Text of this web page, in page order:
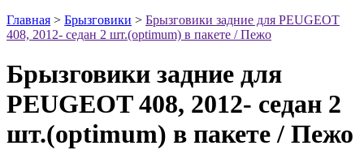
Главная > Брызговики > Брызговики задние для PEUGEOT
408, 2012- седан 2 шт.(optimum) в пакете / Пежо
Брызговики задние для
PEUGEOT 408, 2012- седан 2
шт.(optimum) в пакете / Пежо